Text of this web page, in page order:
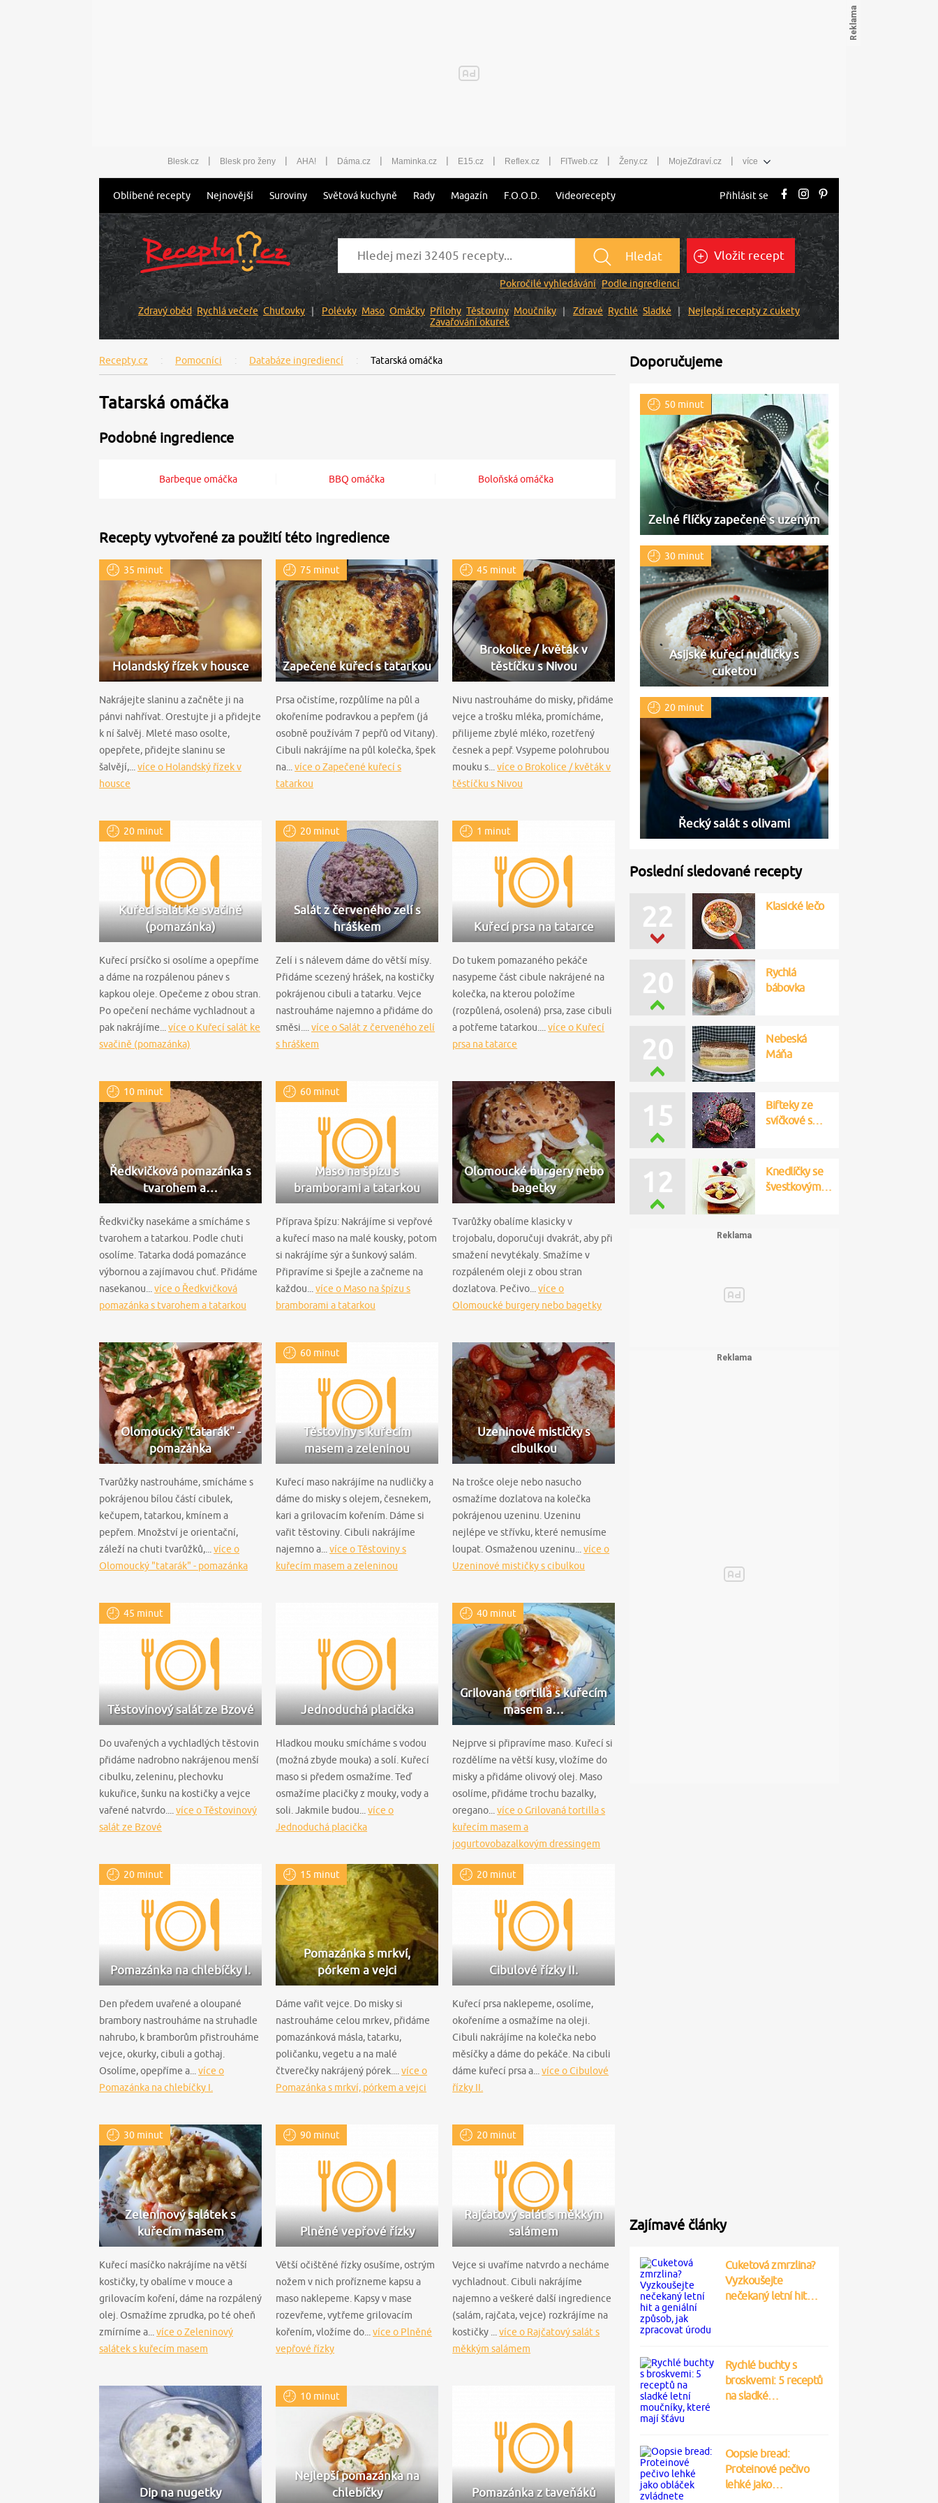
Blesk.cz | Blesk pro ženy | AHA! | Dáma.cz | Maminka.cz | E15.cz | Reflex.cz | FITweb.cz | Ženy.cz | MojeZdraví.cz | více
Oblíbené recepty Nejnovější Suroviny Světová kuchyně Rady Magazín F.O.O.D. Videorecepty Přihlásit se
Hledat
Pokročilé vyhledávání Podle ingrediencí
Vložit recept
Zdravý oběd Rychlá večeře Chuťovky Polévky Maso Omáčky Přílohy Těstoviny Moučníky Zdravé Rychlé Sladké
Nejlepší recepty z cukety
Zavařování okurek
Recepty.cz Pomocníci Databáze ingrediencí Tatarská omáčka
Tatarská omáčka
Podobné ingredience
Barbeque omáčka BBQ omáčka Boloňská omáčka
Recepty vytvořené za použití této ingredience
35 minut
Holandský řízek v housce
Nakrájejte slaninu a začněte ji na
pánvi nahřívat. Orestujte ji a přidejte
k ní šalvěj. Mleté maso osolte,
opepřete, přidejte slaninu se
šalvějí,... více o Holandský řízek v
housce
75 minut
Zapečené kuřecí s tatarkou
Prsa očistíme, rozpůlíme na půl a
okořeníme podravkou a pepřem (já
osobně používám 7 pepřů od Vitany).
Cibuli nakrájíme na půl kolečka, špek
na...více o Zapečené kuřecí s
tatarkou
45 minut
Brokolice / květák v
těstíčku s Nivou
Nivu nastrouháme do misky, přidáme
vejce a trošku mléka, promícháme,
přilijeme zbylé mléko, rozetřený
česnek a pepř. Vsypeme polohrubou
mouku s...více o Brokolice / květák v
těstíčku s Nivou
20 minut
Kuřecí salát ke svačině
(pomazánka)
Kuřecí prsíčko si osolíme a opepříme
a dáme na rozpálenou pánev s
kapkou oleje. Opečeme z obou stran.
Po opečení necháme vychladnout a
pak nakrájíme... více o Kuřecí salát ke
svačině (pomazánka)
20 minut
Salát z červeného zelí s
hráškem
Zelí i s nálevem dáme do větší mísy.
Přidáme scezený hrášek, na kostičky
pokrájenou cibuli a tatarku. Vejce
nastrouháme najemno a přidáme do
směsi....více o Salát z červeného zelí
s hráškem
1 minut
Kuřecí prsa na tatarce
Do tukem pomazaného pekáče
nasypeme část cibule nakrájené na
kolečka, na kterou položíme
(rozpůlená, osolená) prsa, zase cibuli
a potřeme tatarkou....více o Kuřecí
prsa na tatarce
10 minut
Ředkvičková pomazánka s
tvarohem a…
Ředkvičky nasekáme a smícháme s
tvarohem a tatarkou. Podle chuti
osolíme. Tatarka dodá pomazánce
výbornou a zajímavou chuť. Přidáme
nasekanou... více o Ředkvičková
pomazánka s tvarohem a tatarkou
60 minut
Maso na špízu s
bramborami a tatarkou
Příprava špízu: Nakrájíme si vepřové
a kuřecí maso na malé kousky, potom
si nakrájíme sýr a šunkový salám.
Připravíme si špejle a začneme na
každou...více o Maso na špízu s
bramborami a tatarkou
Olomoucké burgery nebo
bagetky
Tvarůžky obalíme klasicky v
trojobalu, doporučuji dvakrát, aby při
smažení nevytékaly. Smažíme v
rozpáleném oleji z obou stran
dozlatova. Pečivo...více o
Olomoucké burgery nebo bagetky
Olomoucký "tatarák" -
pomazánka
Tvarůžky nastrouháme, smícháme s
pokrájenou bílou částí cibulek,
kečupem, tatarkou, kmínem a
pepřem. Množství je orientační,
záleží na chuti tvarůžků,...více o
Olomoucký "tatarák" - pomazánka
60 minut
Těstoviny s kuřecím
masem a zeleninou
Kuřecí maso nakrájíme na nudličky a
dáme do misky s olejem, česnekem,
kari a grilovacím kořením. Dáme si
vařit těstoviny. Cibuli nakrájíme
najemno a...více o Těstoviny s
kuřecím masem a zeleninou
Uzeninové mističky s
cibulkou
Na trošce oleje nebo nasucho
osmažíme dozlatova na kolečka
pokrájenou uzeninu. Uzeninu
nejlépe ve střívku, které nemusíme
loupat. Osmaženou uzeninu...více o
Uzeninové mističky s cibulkou
45 minut
Těstovinový salát ze Bzové
Do uvařených a vychladlých těstovin
přidáme nadrobno nakrájenou menší
cibulku, zeleninu, plechovku
kukuřice, šunku na kostičky a vejce
vařené natvrdo.... více o Těstovinový
salát ze Bzové
Jednoduchá placička
Hladkou mouku smícháme s vodou
(možná zbyde mouka) a solí. Kuřecí
maso si předem osmažíme. Teď
osmažíme placičky z mouky, vody a
soli. Jakmile budou...více o
Jednoduchá placička
40 minut
Grilovaná tortilla s kuřecím
masem a…
Nejprve si připravíme maso. Kuřecí si
rozdělíme na větší kusy, vložíme do
misky a přidáme olivový olej. Maso
osolíme, přidáme trochu bazalky,
oregano...více o Grilovaná tortilla s
kuřecím masem a
jogurtovobazalkovým dressingem
20 minut
Pomazánka na chlebíčky I.
Den předem uvařené a oloupané
brambory nastrouháme na struhadle
nahrubo, k bramborům přistrouháme
vejce, okurky, cibuli a gothaj.
Osolíme, opepříme a...více o
Pomazánka na chlebíčky I.
15 minut
Pomazánka s mrkví,
pórkem a vejci
Dáme vařit vejce. Do misky si
nastrouháme celou mrkev, přidáme
pomazánková másla, tatarku,
poličanku, vegetu a na malé
čtverečky nakrájený pórek....více o
Pomazánka s mrkví, pórkem a vejci
20 minut
Cibulové řízky II.
Kuřecí prsa naklepeme, osolíme,
okořeníme a osmažíme na oleji.
Cibuli nakrájíme na kolečka nebo
měsíčky a dáme do pekáče. Na cibuli
dáme kuřecí prsa a...více o Cibulové
řízky II.
30 minut
Zeleninový salátek s
kuřecím masem
Kuřecí masíčko nakrájíme na větší
kostičky, ty obalíme v mouce a
grilovacím koření, dáme na rozpálený
olej. Osmažíme zprudka, po té oheň
zmírníme a... více o Zeleninový
salátek s kuřecím masem
90 minut
Plněné vepřové řízky
Větší očištěné řízky osušíme, ostrým
nožem v nich prořízneme kapsu a
maso naklepeme. Kapsy v mase
rozevřeme, vytřeme grilovacím
kořením, vložíme do...více o Plněné
vepřové řízky
20 minut
Rajčatový salát s měkkým
salámem
Vejce si uvaříme natvrdo a necháme
vychladnout. Cibuli nakrájíme
najemno a veškeré další ingredience
(salám, rajčata, vejce) rozkrájíme na
kostičky ...více o Rajčatový salát s
měkkým salámem
Dip na nugetky
10 minut
Nejlepší pomazánka na
chlebíčky
Pomazánka z taveňáků
Doporučujeme
50 minut
Zelné flíčky zapečené s uzeným
30 minut
Asijské kuřecí nudličky s
cuketou
20 minut
Řecký salát s olivami
Poslední sledované recepty
22 Klasické lečo
20
Rychlá
bábovka
20
Nebeská
Máňa
15
Bifteky ze
svíčkové s…
12
Knedlíčky se
švestkovým…
Zajímavé články
Cuketová zmrzlina?
Vyzkoušejte
nečekaný letní hit…
Rychlé buchty s
broskvemi: 5 receptů
na sladké…
Oopsie bread:
Proteinové pečivo
lehké jako…